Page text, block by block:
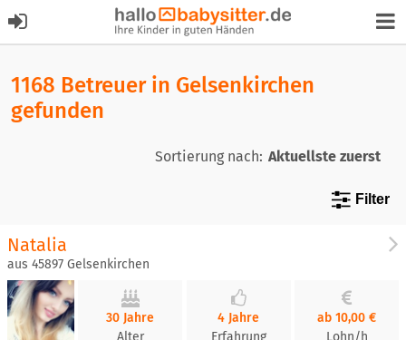
1168 Betreuer in Gelsenkirchen
gefunden
Sortierung nach:
Filter
Natalia
aus 45897 Gelsenkirchen
30 Jahre
Alter
4 Jahre
Erfahrung
ab 10,00 €
Lohn/h